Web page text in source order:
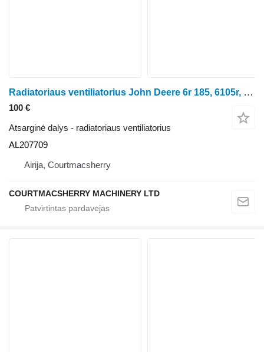
Radiatoriaus ventiliatorius John Deere 6r 185, 6105r, 6120r, 6130r, 6150r Oil Cooler Fan Al207709 AL207709 ratinio traktoriaus
100 €
Atsarginė dalys - radiatoriaus ventiliatorius
AL207709
Airija, Courtmacsherry
COURTMACSHERRY MACHINERY LTD